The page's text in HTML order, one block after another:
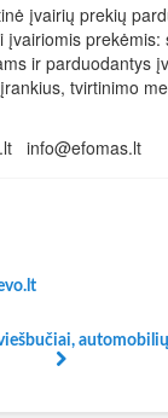
įvairių prekių
įvairiomis prekėmis:
ir parduodantys
tvirtinimo
info@efomas.lt